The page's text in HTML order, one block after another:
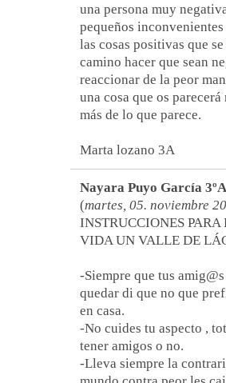
una persona muy
pequeños
las cosas positivas que
camino hacer que sean
reaccionar de la peor
una cosa que os parecerá
más de lo que parece.
Marta lozano 3A
Nayara Puyo García 3ºA
(martes, 05. noviembre
INSTRUCCIONES PARA
VIDA UN VALLE DE
-Siempre que tus
quedar di que no que
en casa.
-No cuides tu aspecto ,
tener amigos o no.
-Lleva siempre la